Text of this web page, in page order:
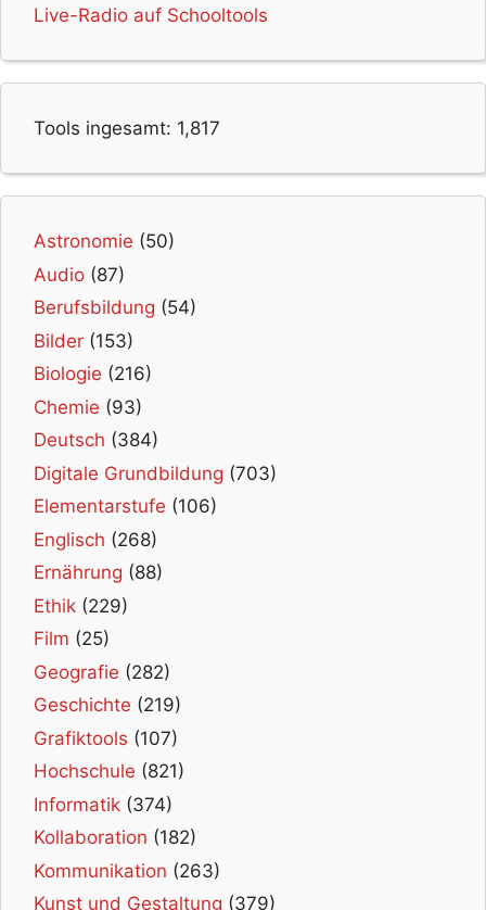
Live-Radio auf Schooltools
Tools ingesamt: 1,817
Astronomie (50)
Audio (87)
Berufsbildung (54)
Bilder (153)
Biologie (216)
Chemie (93)
Deutsch (384)
Digitale Grundbildung (703)
Elementarstufe (106)
Englisch (268)
Ernährung (88)
Ethik (229)
Film (25)
Geografie (282)
Geschichte (219)
Grafiktools (107)
Hochschule (821)
Informatik (374)
Kollaboration (182)
Kommunikation (263)
Kunst und Gestaltung (379)